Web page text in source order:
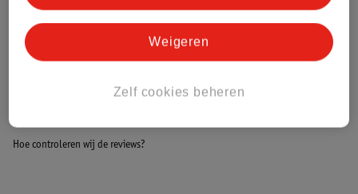
Bestel & Bezorginformatie
Hoe controleren wij de reviews?
Zelf cookies beheren
Weigeren